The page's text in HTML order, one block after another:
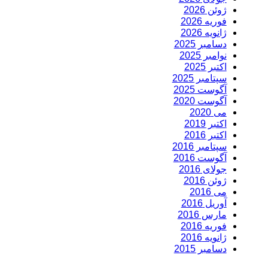
ژوئن 2026
فوریه 2026
ژانویه 2026
دسامبر 2025
نوامبر 2025
اکتبر 2025
سپتامبر 2025
آگوست 2025
آگوست 2020
می 2020
اکتبر 2019
اکتبر 2016
سپتامبر 2016
آگوست 2016
جولای 2016
ژوئن 2016
می 2016
آوریل 2016
مارس 2016
فوریه 2016
ژانویه 2016
دسامبر 2015